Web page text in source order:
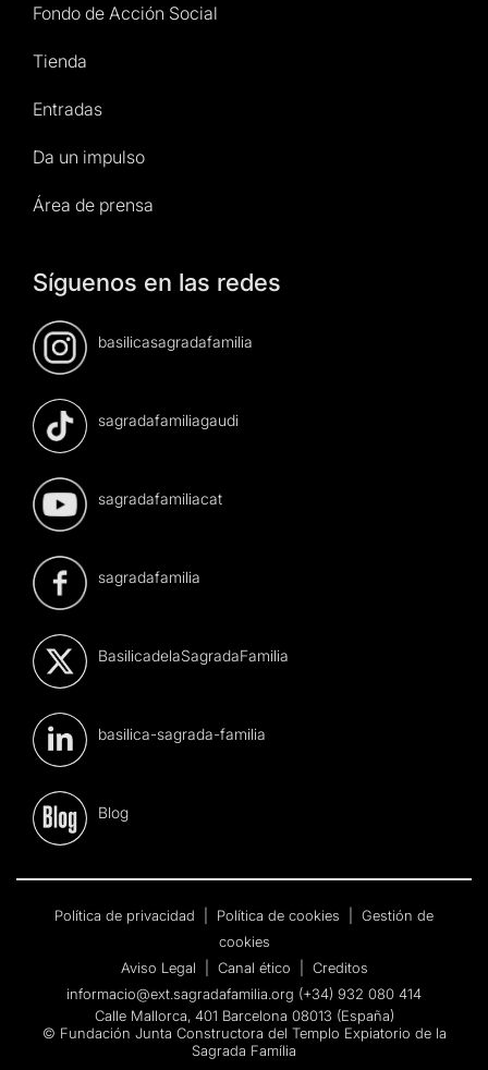
Fondo de Acción Social
Tienda
Entradas
Da un impulso
Área de prensa
Síguenos en las redes
basilicasagradafamilia
sagradafamiliagaudi
sagradafamiliacat
sagradafamilia
BasilicadelaSagradaFamilia
basilica-sagrada-familia
Blog
Política de privacidad Política de cookies
Gestión de
cookies
Aviso Legal
Canal ético
Creditos
informacio@ext.sagradafamilia.org (+34) 932 080 414
Calle Mallorca, 401 Barcelona 08013 (España)
© Fundación Junta Constructora del Templo Expiatorio de la
Sagrada Família